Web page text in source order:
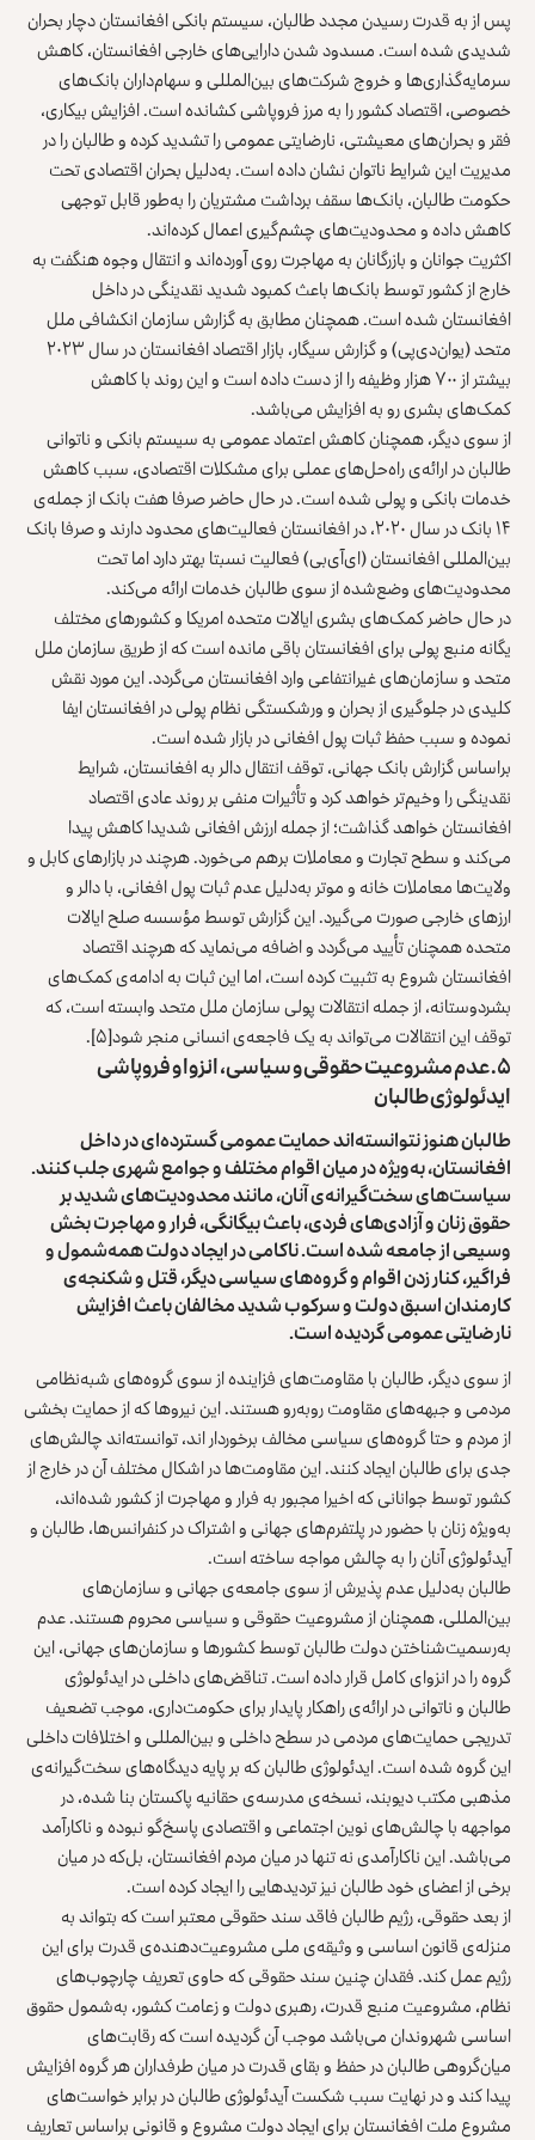
پس از به قدرت رسیدن مجدد طالبان، سیستم بانکی افغانستان دچار بحران
شدیدی شده است. مسدود شدن دارایی‌های خارجی افغانستان، کاهش
سرمایه‌گذاری‌ها و خروج شرکت‌های بین‌المللی و سهام‌داران بانک‌های
خصوصی، اقتصاد کشور را به مرز فروپاشی کشانده است. افزایش بیکاری،
فقر و بحران‌های معیشتی، نارضایتی عمومی را تشدید کرده و طالبان را در
مدیریت این شرایط ناتوان نشان داده است. به‌دلیل بحران اقتصادی تحت
حکومت طالبان، بانک‌ها سقف برداشت مشتریان را به‌طور قابل توجهی
کاهش داده و محدودیت‌های چشم‌گیری اعمال کرده‌اند.
اکثریت جوانان و بازرگانان به مهاجرت روی آورده‌اند و انتقال وجوه هنگفت به
خارج از کشور توسط بانک‌ها باعث کمبود شدید نقدینگی در داخل
افغانستان شده است. همچنان مطابق به گزارش سازمان انکشافی ملل
متحد (یوان‌دی‌پی) و گزارش سیگار، بازار اقتصاد افغانستان در سال ۲۰۲۳
بیشتر از ۷۰۰ هزار وظیفه را از دست داده است و این روند با کاهش
کمک‌های بشری رو به افزایش می‌باشد.
از سوی دیگر، همچنان کاهش اعتماد عمومی به سیستم بانکی و ناتوانی
طالبان در ارائه‌ی راه‌حل‌های عملی برای مشکلات اقتصادی، سبب کاهش
خدمات بانکی و پولی شده است. در حال حاضر صرفا هفت بانک از جمله‌ی
۱۴ بانک در سال ۲۰۲۰، در افغانستان فعالیت‌های محدود دارند و صرفا بانک
بین‌المللی افغانستان (ای‌آی‌بی) فعالیت نسبتا بهتر دارد اما تحت
محدودیت‌های وضع‌شده از سوی طالبان خدمات ارائه می‌کند.
در حال حاضر کمک‌های بشری ایالات متحده امریکا و کشورهای مختلف
یگانه منبع پولی برای افغانستان باقی مانده است که از طریق سازمان ملل
متحد و سازمان‌های غیرانتفاعی وارد افغانستان می‌گردد. این مورد نقش
کلیدی در جلوگیری از بحران و ورشکستگی نظام پولی در افغانستان ایفا
نموده و سبب حفظ ثبات پول افغانی در بازار شده است.
براساس گزارش بانک جهانی، توقف انتقال دالر به افغانستان، شرایط
نقدینگی را وخیم‌تر خواهد کرد و تأثیرات منفی بر روند عادی اقتصاد
افغانستان خواهد گذاشت؛ از جمله ارزش افغانی شدیدا کاهش پیدا
می‌کند و سطح تجارت و معاملات برهم می‌خورد. هرچند در بازارهای کابل و
ولایت‌ها معاملات خانه و موتر به‌دلیل عدم ثبات پول افغانی، با دالر و
ارزهای خارجی صورت می‌گیرد. این گزارش توسط مؤسسه صلح ایالات
متحده همچنان تأیید می‌گردد و اضافه می‌نماید که هرچند اقتصاد
افغانستان شروع به تثبیت کرده است، اما این ثبات به ادامه‌ی کمک‌های
بشردوستانه، از جمله انتقالات پولی سازمان ملل متحد وابسته است، که
توقف این انتقالات می‌تواند به یک فاجعه‌ی انسانی منجر شود[۵] .
۵. عدم مشروعیت حقوقی و سیاسی، انزوا و فروپاشی
ایدئولوژی طالبان
طالبان هنوز نتوانسته‌اند حمایت عمومی گسترده‌ای در داخل
افغانستان، به‌ویژه در میان اقوام مختلف و جوامع شهری جلب کنند.
سیاست‌های سخت‌گیرانه‌ی آنان، مانند محدودیت‌های شدید بر
حقوق زنان و آزادی‌های فردی، باعث بیگانگی، فرار و مهاجرت بخش
وسیعی از جامعه شده است. ناکامی در ایجاد دولت همه‌شمول و
فراگیر، کنار زدن اقوام و گروه‌های سیاسی دیگر، قتل و شکنجه‌ی
کارمندان اسبق دولت و سرکوب شدید مخالفان باعث افزایش
نارضایتی عمومی گردیده است.
از سوی دیگر، طالبان با مقاومت‌های فزاینده از سوی گروه‌های شبه‌نظامی
مردمی و جبهه‌های مقاومت روبه‌رو هستند. این نیروها که از حمایت بخشی
از مردم و حتا گروه‌های سیاسی مخالف برخوردار اند، توانسته‌اند چالش‌های
جدی برای طالبان ایجاد کنند. این مقاومت‌ها در اشکال مختلف آن در خارج از
کشور توسط جوانانی که اخیرا مجبور به فرار و مهاجرت از کشور شده‌اند،
به‌ویژه زنان با حضور در پلتفرم‌های جهانی و اشتراک در کنفرانس‌ها، طالبان و
آیدئولوژی آنان را به چالش مواجه ساخته است.
طالبان به‌دلیل عدم پذیرش از سوی جامعه‌ی جهانی و سازمان‌های
بین‌المللی، همچنان از مشروعیت حقوقی و سیاسی محروم هستند. عدم
به‌رسمیت‌شناختن دولت طالبان توسط کشورها و سازمان‌های جهانی، این
گروه را در انزوای کامل قرار داده است. تناقض‌های داخلی در ایدئولوژی
طالبان و ناتوانی در ارائه‌ی راهکار پایدار برای حکومت‌داری، موجب تضعیف
تدریجی حمایت‌های مردمی در سطح داخلی و بین‌المللی و اختلافات داخلی
این گروه شده است. ایدئولوژی طالبان که بر پایه دیدگاه‌های سخت‌گیرانه‌ی
مذهبی مکتب دیوبند، نسخه‌ی مدرسه‌ی حقانیه پاکستان بنا شده، در
مواجهه با چالش‌های نوین اجتماعی و اقتصادی پاسخ‌گو نبوده و ناکارآمد
می‌باشد. این ناکارآمدی نه تنها در میان مردم افغانستان، بل‌که در میان
برخی از اعضای خود طالبان نیز تردیدهایی را ایجاد کرده است.
از بعد حقوقی، رژیم طالبان فاقد سند حقوقی معتبر است که بتواند به
منزله‌ی قانون اساسی و وثیقه‌ی ملی مشروعیت‌دهنده‌ی قدرت برای این
رژیم عمل کند. فقدان چنین سند حقوقی که حاوی تعریف چارچوب‌های
نظام، مشروعیت منبع قدرت، رهبری دولت و زعامت کشور، به‌شمول حقوق
اساسی شهروندان می‌باشد موجب آن گردیده است که رقابت‌های
میان‌گروهی طالبان در حفظ و بقای قدرت در میان طرفداران هر گروه افزایش
پیدا کند و در نهایت سبب شکست آیدئولوژی طالبان در برابر خواست‌های
مشروع ملت افغانستان برای ایجاد دولت مشروع و قانونی براساس تعاریف